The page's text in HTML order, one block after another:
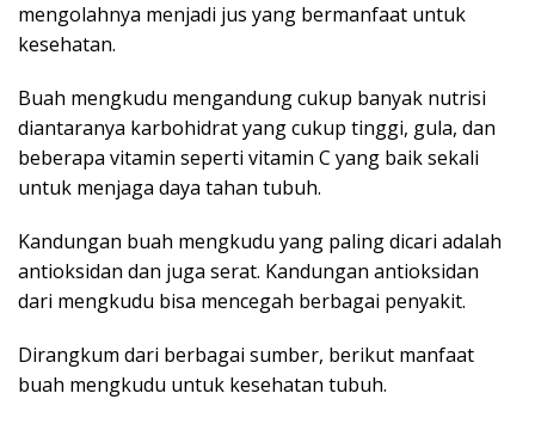
mengolahnya menjadi jus yang bermanfaat untuk
kesehatan.
Buah mengkudu mengandung cukup banyak nutrisi
diantaranya karbohidrat yang cukup tinggi, gula, dan
beberapa vitamin seperti vitamin C yang baik sekali
untuk menjaga daya tahan tubuh.
Kandungan buah mengkudu yang paling dicari adalah
antioksidan dan juga serat. Kandungan antioksidan
dari mengkudu bisa mencegah berbagai penyakit.
Dirangkum dari berbagai sumber, berikut manfaat
buah mengkudu untuk kesehatan tubuh.